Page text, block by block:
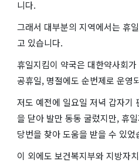
니다.
그래서 대부분의 지역에서는 휴
고 있습니다.
휴일지킴이 약국은 대한약사회
공휴일, 명절에도 순번제로 운영
저도 예전에 일요일 저녁 갑자기
을 닫아 발만 동동 굴렀지만, 휴
당번을 찾아 도움을 받을 수 있었
이 외에도 보건복지부와 지방자